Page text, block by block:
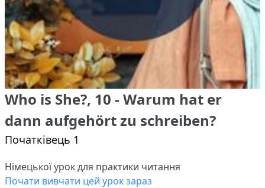
Who is She?, 10 - Warum hat er
dann aufgehört zu schreiben?
Початківець 1
Німецької урок для практики читання
Почати вивчати цей урок зараз